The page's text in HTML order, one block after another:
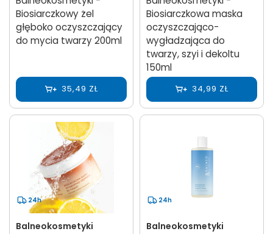
Biosiarczkowy żel
głęboko oczyszczający
do mycia twarzy 200ml
35,49 ZŁ
Biosiarczkowa maska
oczyszczająco-
wygładzająca do
twarzy, szyi i dekoltu
150ml
34,99 ZŁ
24h
Balneokosmetyki
24h
Balneokosmetyki